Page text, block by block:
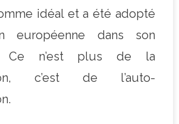
idéal et a été adopté
européenne dans son
Ce n’est plus de la
c’est de l’auto-